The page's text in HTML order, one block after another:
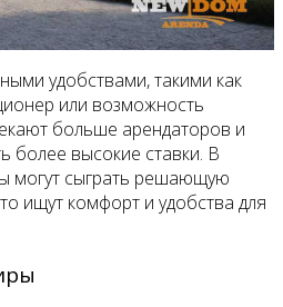
удобствами, такими как
или возможность
больше арендаторов и
более высокие ставки. В
могут сыграть решающую
ищут комфорт и удобства для